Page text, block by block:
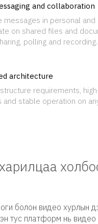
and collaboration
messages in personal and
on shared files and
polling and recording.
architecture
requirements,
and stable operation on
болон видео хурлын
тус платформ нь видео